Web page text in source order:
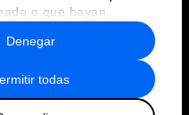
o que hayan
del uso que haya
todas
Denegar
normas de uso